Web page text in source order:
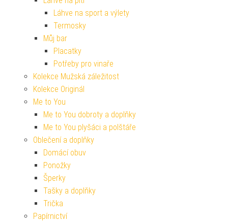
Láhve na sport a výlety
Termosky
Můj bar
Placatky
Potřeby pro vinaře
Kolekce Mužská záležitost
Kolekce Originál
Me to You
Me to You dobroty a doplňky
Me to You plyšáci a polštáře
Oblečení a doplňky
Domácí obuv
Ponožky
Šperky
Tašky a doplňky
Trička
Papírnictví